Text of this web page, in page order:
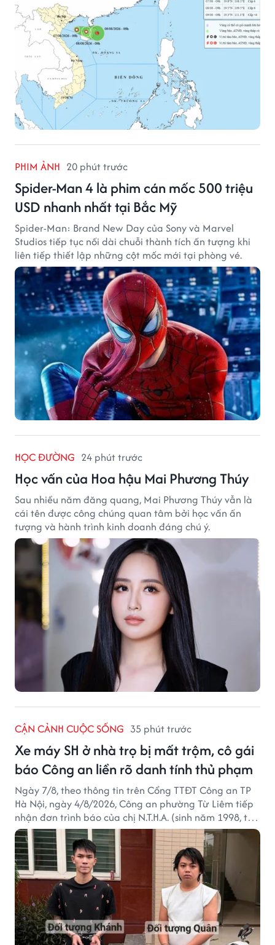
PHIM ẢNH 20 phút trước
Spider-Man 4 là phim cán mốc 500 triệu
USD nhanh nhất tại Bắc Mỹ
Spider-Man: Brand New Day của Sony và Marvel
Studios tiếp tục nối dài chuỗi thành tích ấn tượng khi
liên tiếp thiết lập những cột mốc mới tại phòng vé.
HỌC ĐƯỜNG 24 phút trước
Học vấn của Hoa hậu Mai Phương Thúy
Sau nhiều năm đăng quang, Mai Phương Thúy vẫn là
cái tên được công chúng quan tâm bởi học vấn ấn
tượng và hành trình kinh doanh đáng chú ý.
CẬN CẢNH CUỘC SỐNG 35 phút trước
Xe máy SH ở nhà trọ bị mất trộm, cô gái
báo Công an liền rõ danh tính thủ phạm
Ngày 7/8, theo thông tin trên Cổng TTĐT Công an TP
Hà Nội, ngày 4/8/2026, Công an phường Từ Liêm tiếp
nhận đơn trình báo của chị N.T.H.A. (sinh năm 1998, trú
tại phường Từ Liêm) về việc bị kẻ gian lấy trộm chiếc
xe mô tô Honda SH 125i, tại khu nhà trọ nơi đang sinh
sống.